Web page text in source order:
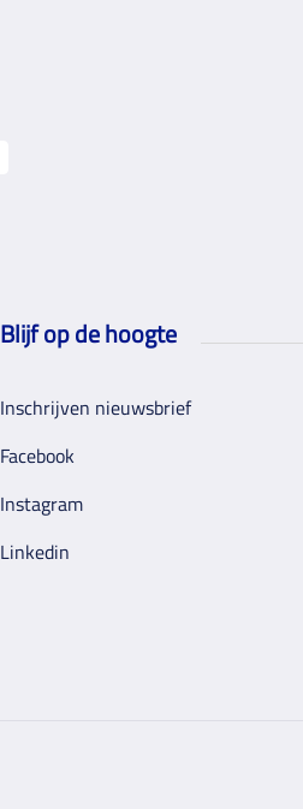
Blijf op de hoogte
Inschrijven nieuwsbrief
Facebook
Instagram
Linkedin